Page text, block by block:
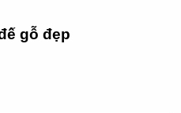
gỗ đẹp